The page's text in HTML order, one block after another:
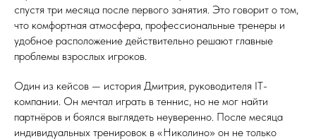
спустя три месяца после первого занятия. Это говорит о том,
что комфортная атмосфера, профессиональные тренеры и
удобное расположение действительно решают главные
проблемы взрослых игроков.
Один из кейсов — история Дмитрия, руководителя IT-
компании. Он мечтал играть в теннис, но не мог найти
партнёров и боялся выглядеть неуверенно. После месяца
индивидуальных тренировок в «Николино» он не только